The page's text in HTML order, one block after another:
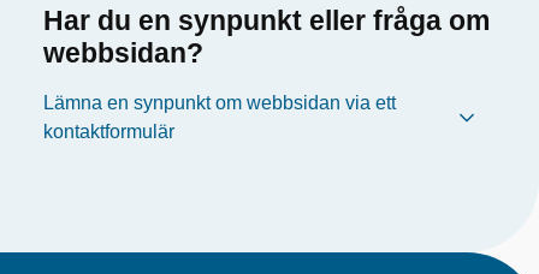
Har du en synpunkt eller fråga om
webbsidan?
Lämna en synpunkt om webbsidan via ett
kontaktformulär